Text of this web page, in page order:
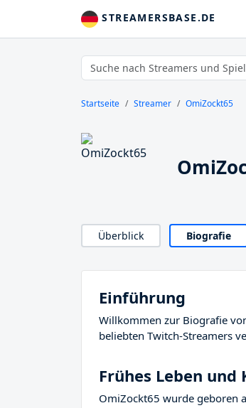
STREAMERSBASE.DE
Startseite Streamer OmiZockt65
Überblick Biografie
Einführung
Willkommen zur Biografie
beliebten Twitch-Streamers
Frühes Leben
OmiZockt65 wurde geboren